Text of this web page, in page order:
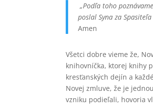
„Podľa toho
poslal Syna za
Amen
Všetci dobre vieme že,
knihovníčka, ktorej knihy
kresťanských dejín a
Novej zmluve, že je
vzniku podieľali, hovoria